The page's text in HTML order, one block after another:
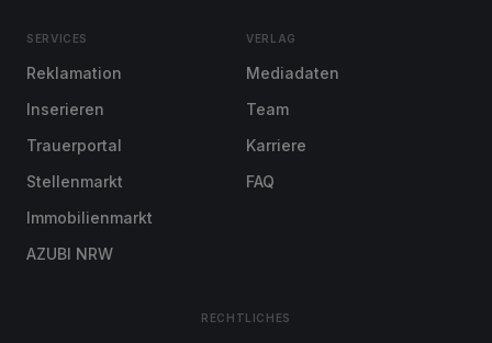
SERVICES
Reklamation
Inserieren
Trauerportal
Stellenmarkt
Immobilienmarkt
AZUBI NRW
VERLAG
Mediadaten
Team
Karriere
FAQ
RECHTLICHES